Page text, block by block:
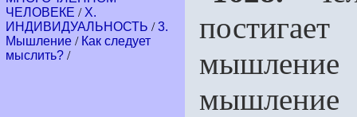
ЧЕЛОВЕКЕ / Х.
ИНДИВИДУАЛЬНОСТЬ /3.
Мышление / Как следует
мыслить? /
мышление